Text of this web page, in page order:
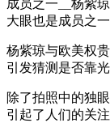
杨紫琼与欧美权
引发猜测是否靠
除了拍照中的独
引起了人们的关